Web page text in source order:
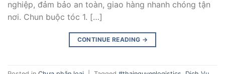
nghiệp, đảm bảo an toàn, giao hàng nhanh chóng tận
nơi. Chun buộc tóc 1. […]
CONTINUE READING →